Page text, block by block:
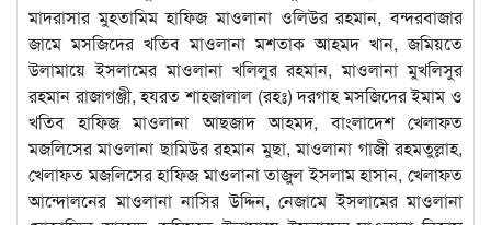
মাদরাসার মুহতামিম হাফিজ মাওলানা ওলিউর রহমান, বন্দরবাজার
জামে মসজিদের খতিব মাওলানা মশতাক আহমদ খান, জমিয়তে
উলামায়ে ইসলামের মাওলানা খলিলুর রহমান, মাওলানা মুখলিসুর
রহমান রাজাগঞ্জী, হযরত শাহজালাল (রহঃ) দরগাহ মসজিদের ইমাম ও
খতিব হাফিজ মাওলানা আছজাদ আহমদ, বাংলাদেশ খেলাফত
মজলিসের মাওলানা ছামিউর রহমান মুছা, মাওলানা গাজী রহমতুল্লাহ,
খেলাফত মজলিসের হাফিজ মাওলানা তাজুল ইসলাম হাসান, খেলাফত
আন্দোলনের মাওলানা নাসির উদ্দিন, নেজামে ইসলামের মাওলানা